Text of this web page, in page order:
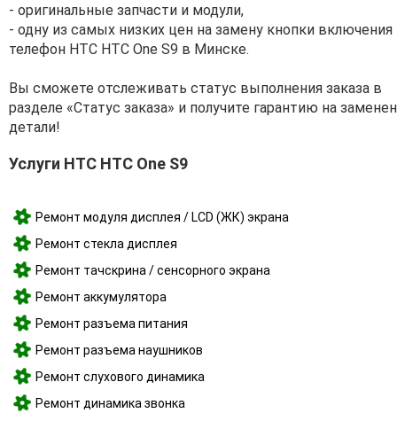
- оригинальные запчасти и модули,
- одну из самых низких цен на замену кнопки включения
телефон HTC HTC One S9 в Минске.
Вы сможете отслеживать статус выполнения заказа в
разделе «Статус заказа» и получите гарантию на
детали!
Услуги HTC HTC One S9
Ремонт модуля дисплея / LCD (ЖК) экрана
Ремонт стекла дисплея
Ремонт тачскрина / сенсорного экрана
Ремонт аккумулятора
Ремонт разъема питания
Ремонт разъема наушников
Ремонт слухового динамика
Ремонт динамика звонка